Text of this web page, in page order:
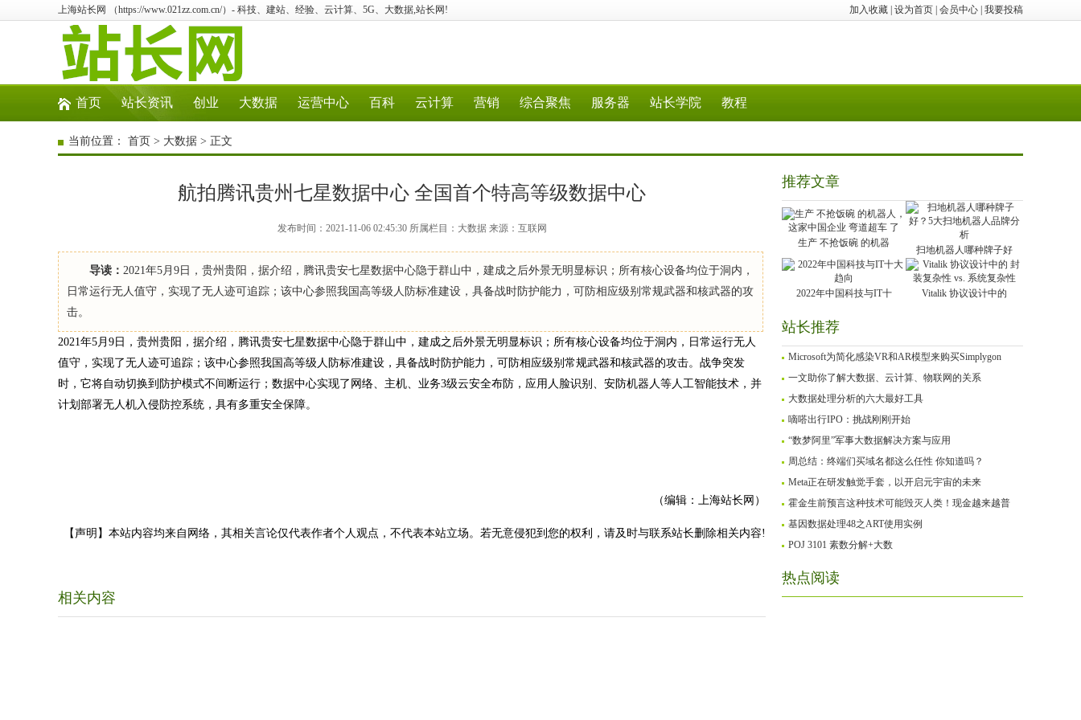
加入收藏 设为首页 会员中心 我要投稿
上海站长网 （https://www.021zz.com.cn/）- 科技、建站、经验、云计算、5G、大数据,站长网!
首页 站长资讯 创业 大数据 运营中心 百科 云计算 营销 综合聚焦 服务器 站长学院 教程
当前位置： 首页 > 大数据 > 正文
航拍腾讯贵州七星数据中心 全国首个特高等级数据中心
发布时间：2021-11-06 02:45:30 所属栏目：大数据 来源：互联网
导读： 2021年5月9日，贵州贵阳，据介绍，腾讯贵安七星数据中心隐于群山中，建成之后外景无明显标识；所有核心设备均位于洞内，
日常运行无人值守，实现了无人迹可追踪；该中心参照我国高等级人防标准建设，具备战时防护能力，可防相应级别常规武器和核武器的攻
击。
2021年5月9日，贵州贵阳，据介绍，腾讯贵安七星数据中心隐于群山中，建成之后外景无明显标识；所有核心设备均位于洞内，日常运行无人
值守，实现了无人迹可追踪；该中心参照我国高等级人防标准建设，具备战时防护能力，可防相应级别常规武器和核武器的攻击。战争突发
时，它将自动切换到防护模式不间断运行；数据中心实现了网络、主机、业务3级云安全布防，应用人脸识别、安防机器人等人工智能技术，并
计划部署无人机入侵防控系统，具有多重安全保障。
（编辑：上海站长网）
【声明】本站内容均来自网络，其相关言论仅代表作者个人观点，不代表本站立场。若无意侵犯到您的权利，请及时与联系站长删除相关内容!
相关内容
推荐文章
生产 不抢饭碗 的机器
扫地机器人哪种牌子好
2022年中国科技与IT十 Vitalik 协议设计中的
站长推荐
Microsoft为简化感染VR和AR模型来购买Simplygon
一文助你了解大数据、云计算、物联网的关系
大数据处理分析的六大最好工具
嘀嗒出行IPO：挑战刚刚开始
“数梦阿里”军事大数据解决方案与应用
周总结：终端们买域名都这么任性 你知道吗？
Meta正在研发触觉手套，以开启元宇宙的未来
霍金生前预言这种技术可能毁灭人类！现金越来越普
基因数据处理48之ART使用实例
POJ 3101 素数分解+大数
热点阅读